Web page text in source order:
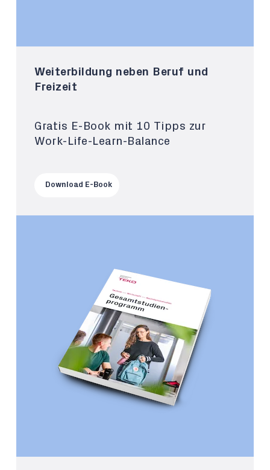
Weiterbildung neben Beruf und
Freizeit
Gratis E-Book mit 10 Tipps zur
Work-Life-Learn-Balance
Download E-Book